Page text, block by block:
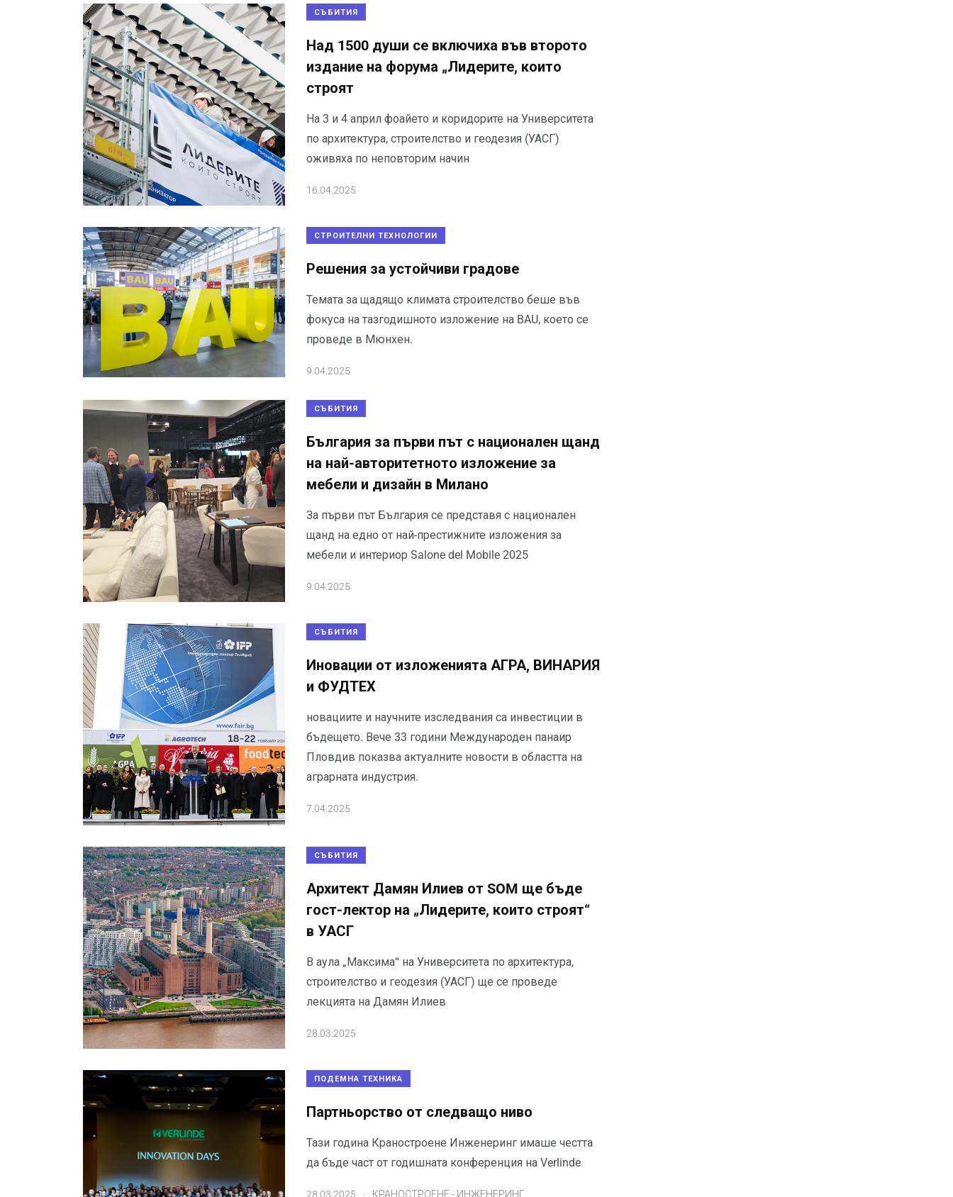
СЪБИТИЯ
Над 1500 души се включиха във второто
издание на форума „Лидерите, които
строят
На 3 и 4 април фоайето и коридорите на Университета
по архитектура, строителство и геодезия (УАСГ)
оживяха по неповторим начин
16.04.2025
СТРОИТЕЛНИ ТЕХНОЛОГИИ
Решения за устойчиви градове
Темата за щадящо климата строителство беше във
фокуса на тазгодишното изложение на BAU, което се
проведе в Мюнхен.
9.04.2025
СЪБИТИЯ
България за първи път с национален щанд
на най-авторитетното изложение за
мебели и дизайн в Милано
За първи път България се представя с национален
щанд на едно от най-престижните изложения за
мебели и интериор Salone del Mobile 2025
9.04.2025
СЪБИТИЯ
Иновации от изложенията АГРА, ВИНАРИЯ
и ФУДТЕХ
новациите и научните изследвания са инвестиции в
бъдещето. Вече 33 години Международен панаир
Пловдив показва актуалните новости в областта на
аграрната индустрия.
7.04.2025
СЪБИТИЯ
Архитект Дамян Илиев от SOM ще бъде
гост-лектор на „Лидерите, които строят“
в УАСГ
В аула „Максима“ на Университета по архитектура,
строителство и геодезия (УАСГ) ще се проведе
лекцията на Дамян Илиев
28.03.2025
ПОДЕМНА ТЕХНИКА
Партньорство от следващо ниво
Тази година Краностроене Инженеринг имаше честта
да бъде част от годишната конференция на Verlinde
28.03.2025 КРАНОСТРОЕНЕ - ИНЖЕНЕРИНГ